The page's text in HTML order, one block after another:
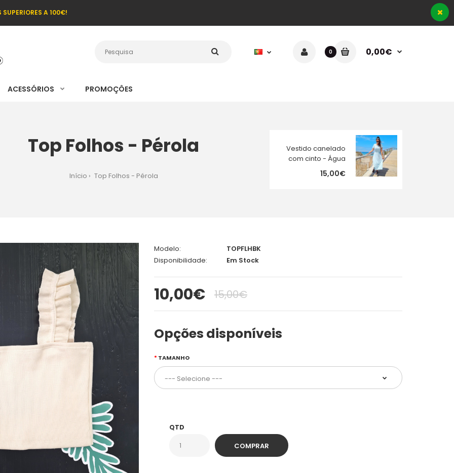
A 100€!
0 0,00€
ACESSÓRIOS PROMOÇÔES
Top Folhos - Pérola
Início Top Folhos - Pérola
Vestido canelado
com cinto - Água
15,00€
Modelo:
TOPFLHBK
Disponibilidade:
Em Stock
10,00€ 15,00€
Opções disponíveis
TAMANHO
QTD